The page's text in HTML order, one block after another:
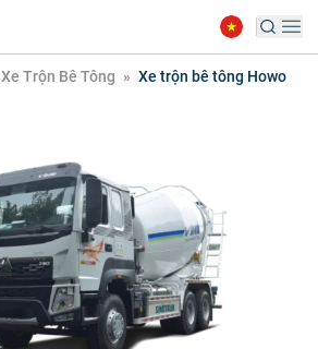
Xe Trộn Bê Tông » Xe trộn bê tông Howo